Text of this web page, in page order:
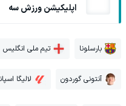
اپلیکیشن ورزش سه
بارسلونا تیم ملی انگلیس
آنتونی گوردون لالیگا